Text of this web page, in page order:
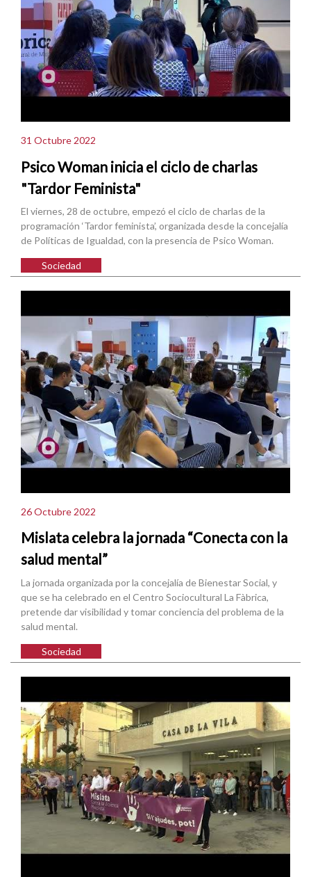
31 Octubre 2022
Psico Woman inicia el ciclo de charlas
"Tardor Feminista"
El viernes, 28 de octubre, empezó el ciclo de charlas de la
programación ‘Tardor feminista’, organizada desde la concejalía
de Políticas de Igualdad, con la presencia de Psico Woman.
Sociedad
26 Octubre 2022
Mislata celebra la jornada “Conecta con la
salud mental”
La jornada organizada por la concejalía de Bienestar Social, y
que se ha celebrado en el Centro Sociocultural La Fàbrica,
pretende dar visibilidad y tomar conciencia del problema de la
salud mental.
Sociedad